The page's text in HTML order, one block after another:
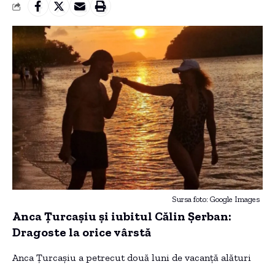
Sursa foto: Google Images
Anca Țurcașiu și iubitul Călin Șerban:
Dragoste la orice vârstă
Anca Țurcașiu a petrecut două luni de vacanță alături